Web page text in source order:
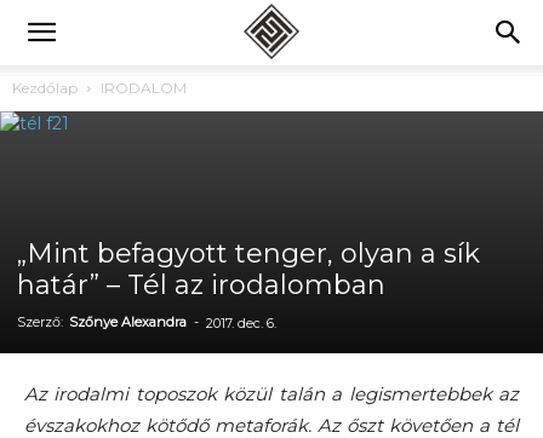
Kezdőlap IRODALOM
„Mint befagyott tenger, olyan a sík
határ” – Tél az irodalomban
Szerző: Szőnye Alexandra - 2017. dec. 6.
Az irodalmi toposzok közül talán a legismertebbek az
évszakokhoz kötődő metaforák. Az őszt követően a tél